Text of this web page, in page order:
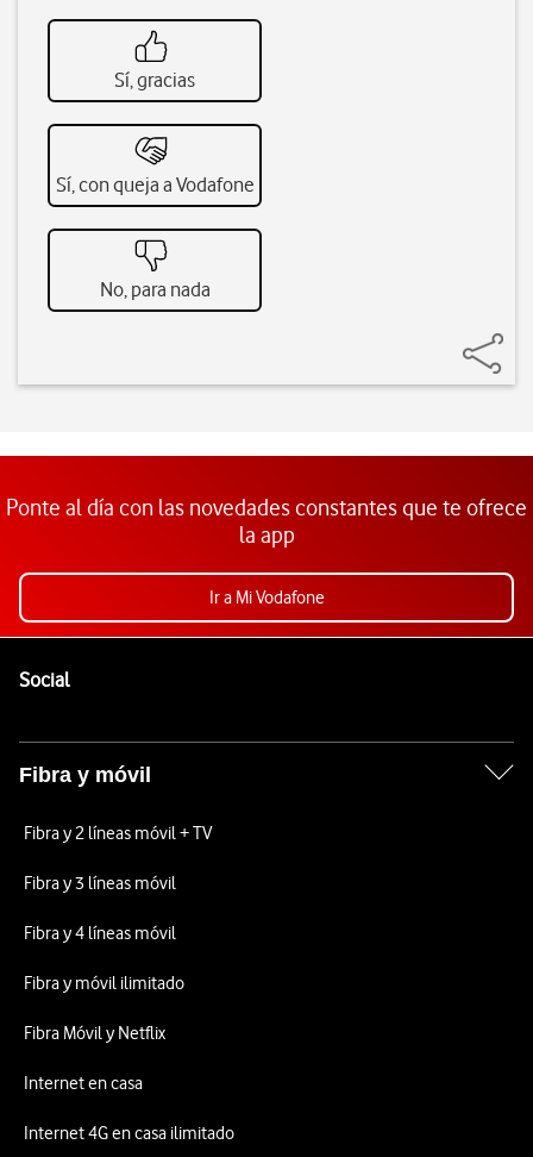
Sí, gracias
Sí, con queja a Vodafone
No, para nada
Ponte al día con las novedades constantes que te ofrece
la app
Ir a Mi Vodafone
SocialEnlaces a las redes sociales de Vodafone
Fibra y móvil
Fibra y 2 líneas móvil + TV
Fibra y 3 líneas móvil
Fibra y 4 líneas móvil
Fibra y móvil ilimitado
Fibra Móvil y Netflix
Internet en casa
Internet 4G en casa ilimitado